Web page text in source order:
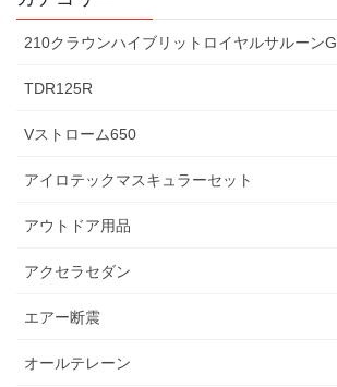
210クラウンハイブリットロイヤルサルーンG
TDR125R
Vストローム650
アイロテックマスキュラーセット
アウトドア用品
アクセラセダン
エアー断震
オールテレーン